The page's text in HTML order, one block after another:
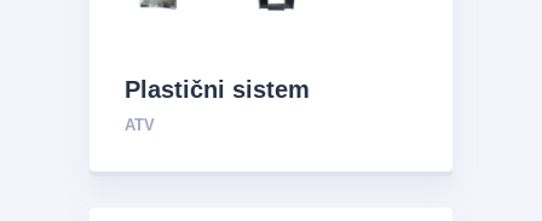
Plastični sistem
ATV